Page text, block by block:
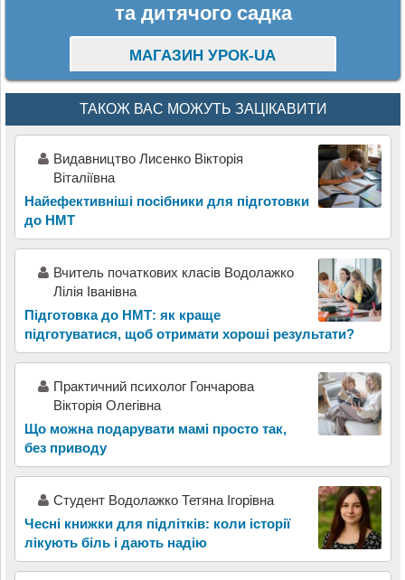
та дитячого садка
МАГАЗИН УРОК-UA
ТАКОЖ ВАС МОЖУТЬ ЗАЦІКАВИТИ
Видавництво Лисенко Вікторія
Віталіївна
Найефективніші посібники для підготовки
до НМТ
Вчитель початкових класів Водолажко
Лілія Іванівна
Підготовка до НМТ: як краще
підготуватися, щоб отримати хороші результати?
Практичний психолог Гончарова
Вікторія Олегівна
Що можна подарувати мамі просто так,
без приводу
Студент Водолажко Тетяна Ігорівна
Чесні книжки для підлітків: коли історії
лікують біль і дають надію